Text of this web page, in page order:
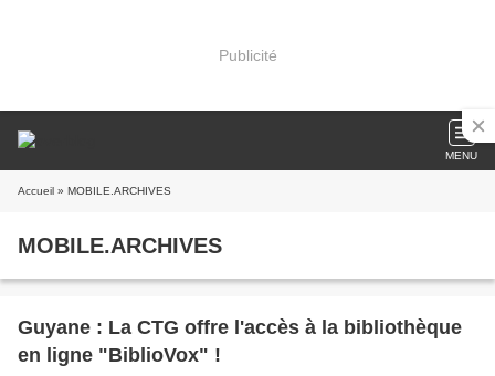
Publicité
MENU
Accueil » MOBILE.ARCHIVES
MOBILE.ARCHIVES
Guyane : La CTG offre l'accès à la bibliothèque
en ligne "BiblioVox" !